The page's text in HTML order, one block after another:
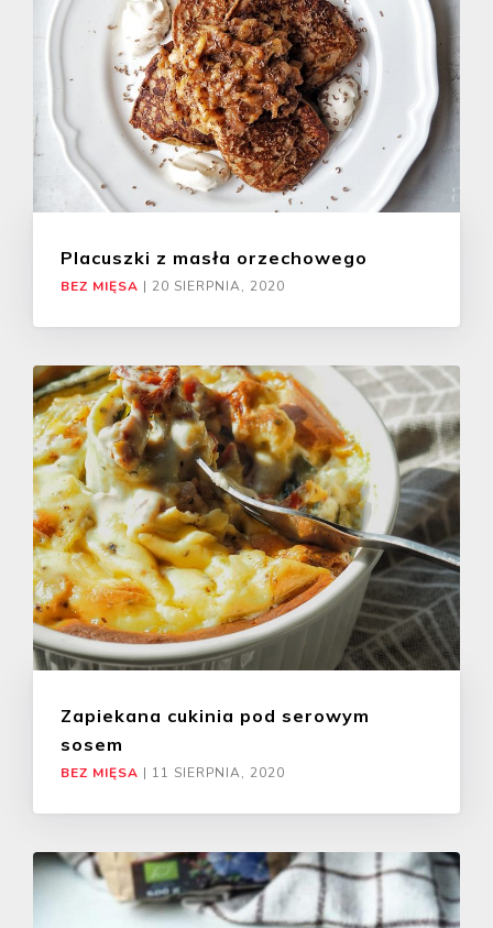
Placuszki z masła orzechowego
BEZ MIĘSA | 20 SIERPNIA, 2020
Zapiekana cukinia pod serowym
sosem
BEZ MIĘSA | 11 SIERPNIA, 2020